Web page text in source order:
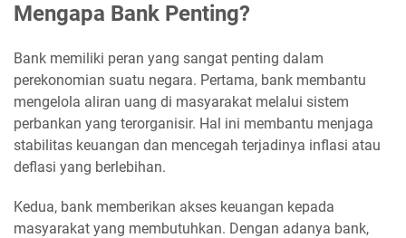
Mengapa Bank Penting?
Bank memiliki peran yang sangat penting dalam
perekonomian suatu negara. Pertama, bank membantu
mengelola aliran uang di masyarakat melalui sistem
perbankan yang terorganisir. Hal ini membantu menjaga
stabilitas keuangan dan mencegah terjadinya inflasi atau
deflasi yang berlebihan.
Kedua, bank memberikan akses keuangan kepada
masyarakat yang membutuhkan. Dengan adanya bank,